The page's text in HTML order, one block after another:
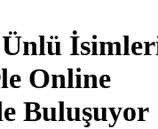
Ünlü
Online
Buluşuyor